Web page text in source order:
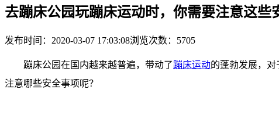
去蹦床公园玩蹦床运动时，你需要注意这些
发布时间： 2020-03-07 17:03:08浏览次数：5705
蹦床公园在国内越来越普遍，带动了蹦床运动的蓬勃发展，
注意哪些安全事项呢？